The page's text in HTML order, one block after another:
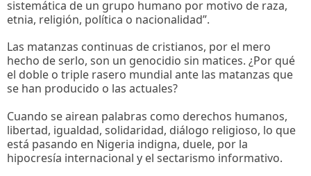
sistemática de un grupo humano por motivo de raza,
etnia, religión, política o nacionalidad”.
Las matanzas continuas de cristianos, por el mero
hecho de serlo, son un genocidio sin matices. ¿Por qué
el doble o triple rasero mundial ante las matanzas que
se han producido o las actuales?
Cuando se airean palabras como derechos humanos,
libertad, igualdad, solidaridad, diálogo religioso, lo que
está pasando en Nigeria indigna, duele, por la
hipocresía internacional y el sectarismo informativo.